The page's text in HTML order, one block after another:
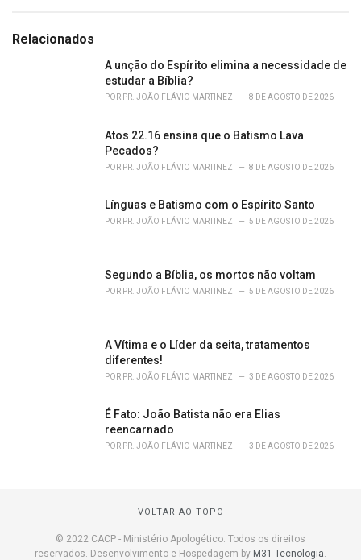
e
Relacionados
A unção do Espírito elimina a necessidade de
estudar a Bíblia?
POR PR. JOÃO FLÁVIO MARTINEZ 8 DE AGOSTO DE 2026
Atos 22.16 ensina que o Batismo Lava
Pecados?
POR PR. JOÃO FLÁVIO MARTINEZ 8 DE AGOSTO DE 2026
Línguas e Batismo com o Espírito Santo
POR PR. JOÃO FLÁVIO MARTINEZ 5 DE AGOSTO DE 2026
Segundo a Bíblia, os mortos não voltam
POR PR. JOÃO FLÁVIO MARTINEZ 5 DE AGOSTO DE 2026
A Vítima e o Líder da seita, tratamentos
diferentes!
POR PR. JOÃO FLÁVIO MARTINEZ 3 DE AGOSTO DE 2026
É Fato: João Batista não era Elias
reencarnado
POR PR. JOÃO FLÁVIO MARTINEZ 3 DE AGOSTO DE 2026
VOLTAR AO TOPO
© 2022 CACP - Ministério Apologético. Todos os direitos
reservados. Desenvolvimento e Hospedagem by M31 Tecnologia.